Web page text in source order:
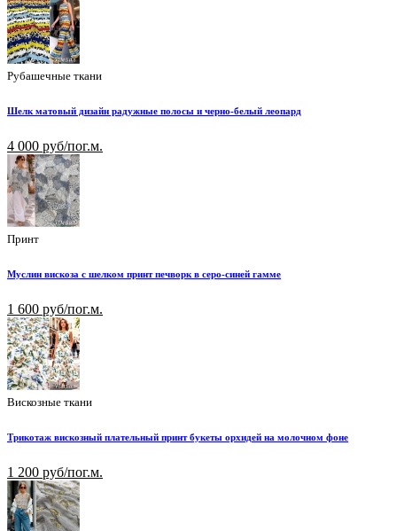
Рубашечные ткани
Шелк матовый дизайн радужные полосы и черно-белый леопард
4 000 руб/пог.м.
Принт
Муслин вискоза с шелком принт печворк в серо-синей гамме
1 600 руб/пог.м.
Вискозные ткани
Трикотаж вискозный плательный принт букеты орхидей на молочном фоне
1 200 руб/пог.м.